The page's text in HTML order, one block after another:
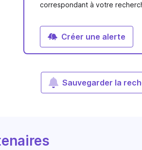
correspondant à votre
Créer une alerte
Sauvegarder la